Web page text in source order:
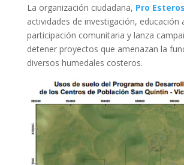
La organización ciudadana, Pro
actividades de investigación, educación
participación comunitaria y lanza
detener proyectos que amenazan la
diversos humedales costeros.